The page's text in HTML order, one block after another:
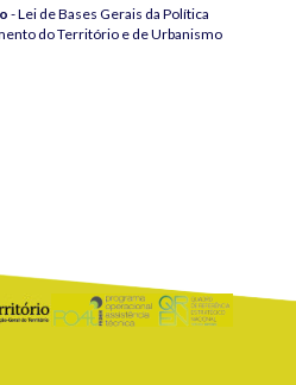
- Lei de Bases Gerais da Política
do Território e de Urbanismo